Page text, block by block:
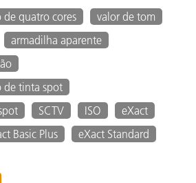
de quatro cores
valor de tom
armadilha aparente
de tinta spot
SCTV ISO
eXact
Basic Plus
eXact Standard